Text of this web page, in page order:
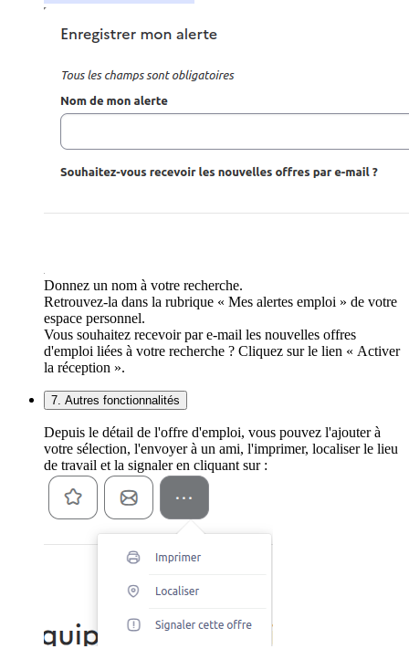
Donnez un nom à votre recherche.
Retrouvez-la dans la rubrique « Mes alertes emploi » de votre
espace personnel.
Vous souhaitez recevoir par e-mail les nouvelles offres
d'emploi liées à votre recherche ? Cliquez sur le lien « Activer
la réception ».
7. Autres fonctionnalités
Depuis le détail de l'offre d'emploi, vous pouvez l'ajouter à
votre sélection, l'envoyer à un ami, l'imprimer, localiser le lieu
de travail et la signaler en cliquant sur :